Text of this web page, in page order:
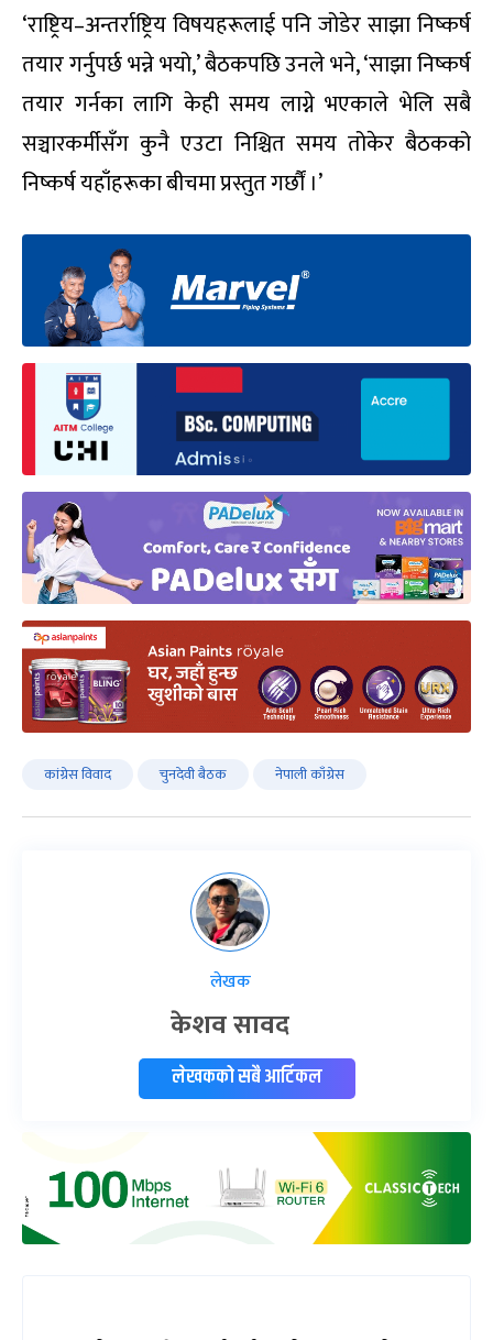
‘राष्ट्रिय–अन्तर्राष्ट्रिय विषयहरूलाई पनि जोडेर साझा निष्कर्ष
तयार गर्नुपर्छ भन्ने भयो,’ बैठकपछि उनले भने, ‘साझा निष्कर्ष
तयार गर्नका लागि केही समय लाग्ने भएकाले भेलि सबै
सञ्चारकर्मीसँग कुनै एउटा निश्चित समय तोकेर बैठकको
निष्कर्ष यहाँहरूका बीचमा प्रस्तुत गर्छौं ।’
कांग्रेस विवाद चुनदेवी बैठक नेपाली काँग्रेस
लेखक
केशव सावद
लेखकको सबै आर्टिकल